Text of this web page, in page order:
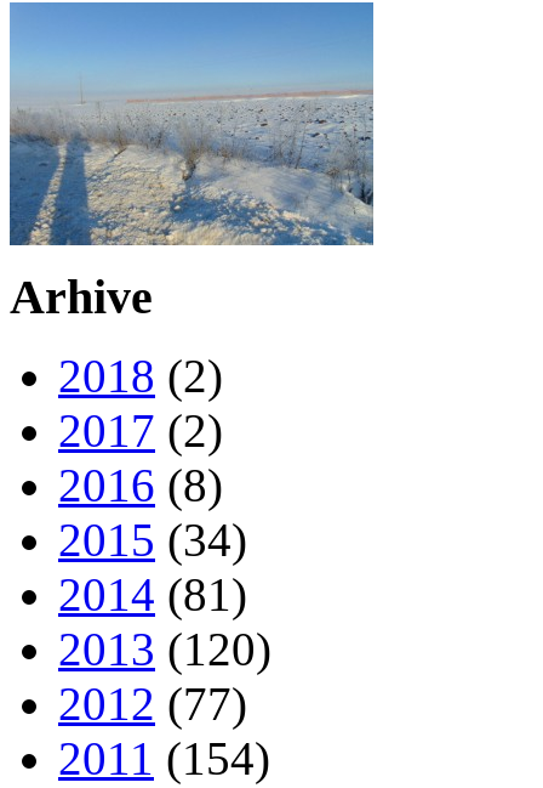
Arhive
2018 (2)
2017 (2)
2016 (8)
2015 (34)
2014 (81)
2013 (120)
2012 (77)
2011 (154)